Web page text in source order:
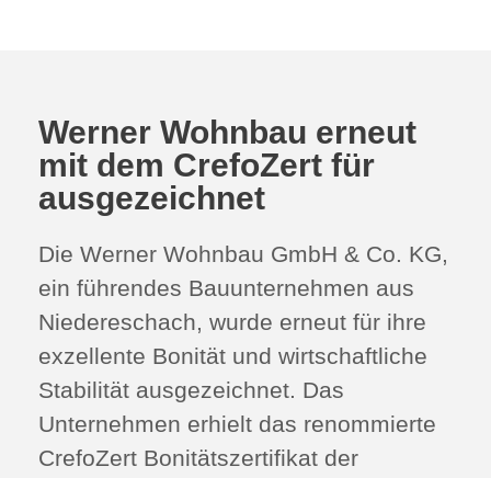
Werner Wohnbau erneut
mit dem CrefoZert für
ausgezeichnet
Die Werner Wohnbau GmbH & Co. KG,
ein führendes Bauunternehmen aus
Niedereschach, wurde erneut für ihre
exzellente Bonität und wirtschaftliche
Stabilität ausgezeichnet. Das
Unternehmen erhielt das renommierte
CrefoZert Bonitätszertifikat der